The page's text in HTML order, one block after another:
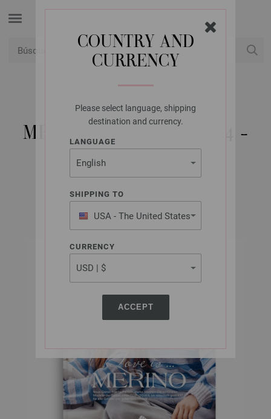
COUNTRY AND
CURRENCY
Please select language, shipping
destination and currency.
LANGUAGE
SHIPPING TO
USA - The United States
of America
CURRENCY
ACCEPT
LANA GROSSA
MERINO EDITION NO. 4 -
EDICIÓN ALEMANA
Otoño/Invierno 2025/26